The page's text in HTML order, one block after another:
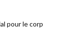
pour le corp